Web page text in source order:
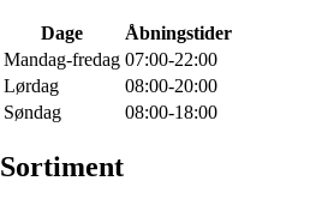
Dage
Åbningstider
Mandag-fredag 07:00-22:00
Lørdag
08:00-20:00
Søndag
08:00-18:00
Sortiment